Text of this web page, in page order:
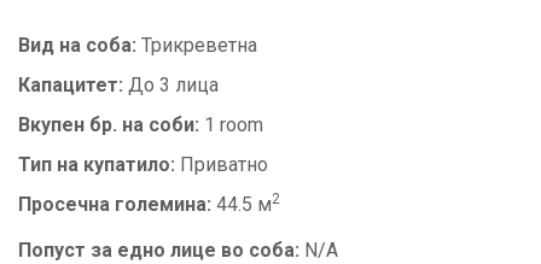
Вид на соба: Трикреветна
Капацитет: До 3 лица
Вкупен бр. на соби: 1 room
Тип на купатило: Приватно
Просечна големина: 44.5 м2
Попуст за едно лице во соба: N/A